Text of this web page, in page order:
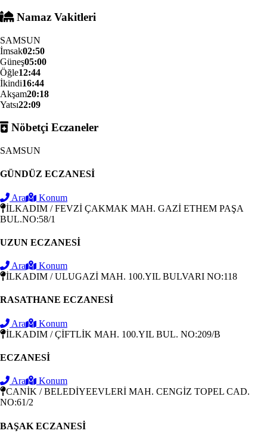
Namaz Vakitleri
SAMSUN
İmsak02:50
Güneş05:00
Öğle12:44
İkindi16:44
Akşam20:18
Yatsı22:09
Nöbetçi Eczaneler
SAMSUN
GÜNDÜZ ECZANESİ
Ara
Konum
İLKADIM / FEVZİ ÇAKMAK MAH. GAZİ ETHEM PAŞA
BUL.NO:58/1
UZUN ECZANESİ
Ara
Konum
İLKADIM / ULUGAZİ MAH. 100.YIL BULVARI NO:118
RASATHANE ECZANESİ
Ara
Konum
İLKADIM / ÇİFTLİK MAH. 100.YIL BUL. NO:209/B
ECZANESİ
Ara
Konum
CANİK / BELEDİYEEVLERİ MAH. CENGİZ TOPEL CAD.
NO:61/2
BAŞAK ECZANESİ